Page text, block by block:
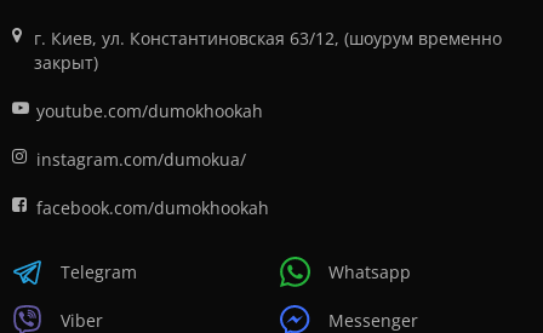
г. Киев, ул. Константиновская 63/12, (шоурум временно
закрыт)
youtube.com/dumokhookah
instagram.com/dumokua/
facebook.com/dumokhookah
Telegram
Viber
Whatsapp
Messenger